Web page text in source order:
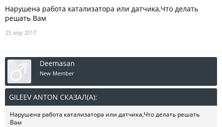
Нарушена работа катализатора или датчика,Что делать
решать Вам
25 апр 2017
Deemasan
New Member
GILEEV ANTON СКАЗАЛ(А):
Нарушена работа катализатора или датчика,Что делать решать
Вам